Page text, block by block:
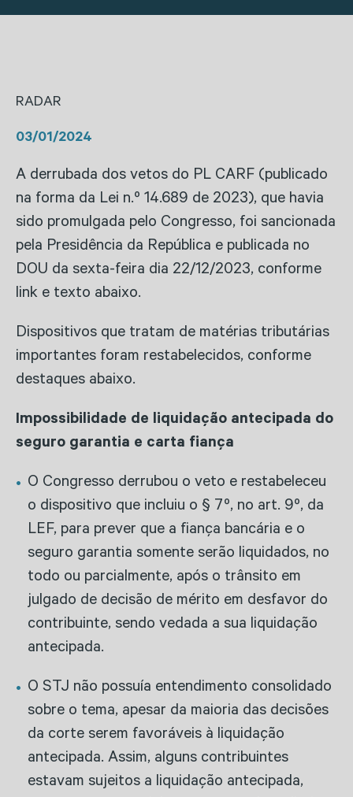
RADAR
03/01/2024
A derrubada dos vetos do PL CARF (publicado
na forma da Lei n.º 14.689 de 2023), que havia
sido promulgada pelo Congresso, foi sancionada
pela Presidência da República e publicada no
DOU da sexta-feira dia 22/12/2023, conforme
link e texto abaixo.
Dispositivos que tratam de matérias tributárias
importantes foram restabelecidos, conforme
destaques abaixo.
Impossibilidade de liquidação antecipada do
seguro garantia e carta fiança
O Congresso derrubou o veto e restabeleceu
o dispositivo que incluiu o § 7º, no art. 9º, da
LEF, para prever que a fiança bancária e o
seguro garantia somente serão liquidados, no
todo ou parcialmente, após o trânsito em
julgado de decisão de mérito em desfavor do
contribuinte, sendo vedada a sua liquidação
antecipada.
O STJ não possuía entendimento consolidado
sobre o tema, apesar da maioria das decisões
da corte serem favoráveis à liquidação
antecipada. Assim, alguns contribuintes
estavam sujeitos a liquidação antecipada,